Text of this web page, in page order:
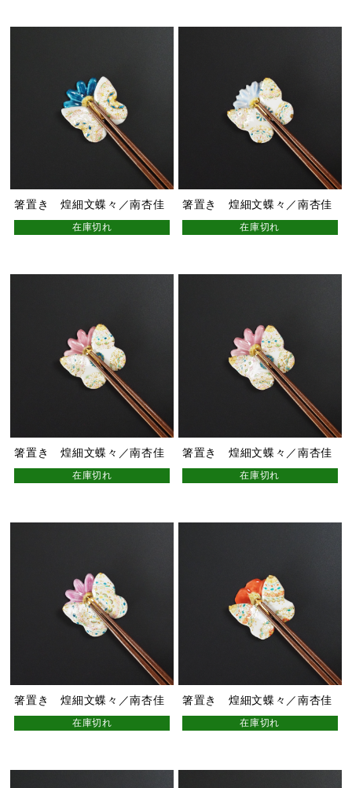
箸置き 煌細文蝶々／南杏佳
在庫切れ
箸置き 煌細文蝶々／南杏佳
在庫切れ
箸置き 煌細文蝶々／南杏佳
在庫切れ
箸置き 煌細文蝶々／南杏佳
在庫切れ
箸置き 煌細文蝶々／南杏佳
在庫切れ
箸置き 煌細文蝶々／南杏佳
在庫切れ